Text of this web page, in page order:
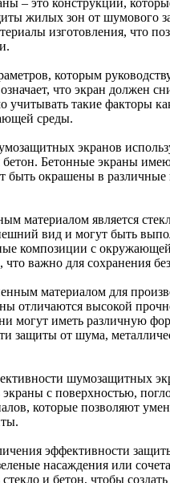
жилых зон от шумового
изготовления, что
которым
что экран должен
учитывать такие факторы
среды.
экранов
бетон. Бетонные экраны
быть окрашены в
материалом является
вид и могут быть
композиции с
важно для сохранения
материалом для
отличаются высокой
могут иметь различную
защиты от шума,
шумозащитных
экраны с поверхностью,
которые позволяют
эффективности
насаждения или
и бетон, чтобы